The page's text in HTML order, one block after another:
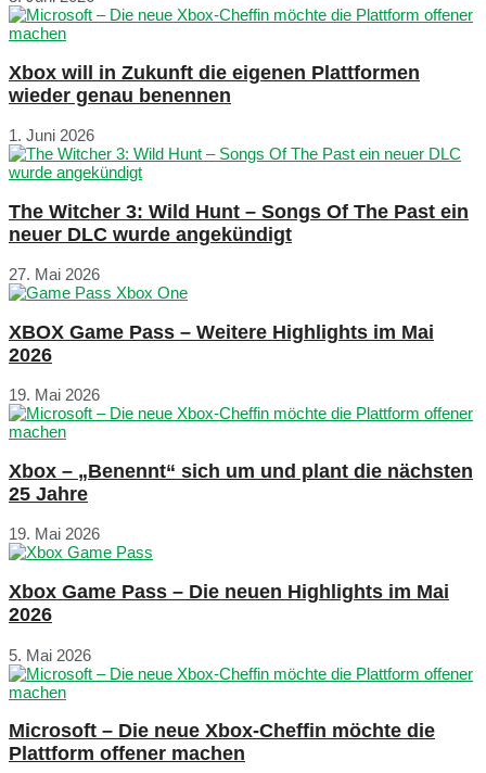
Xbox will in Zukunft die eigenen Plattformen
wieder genau benennen
1. Juni 2026
The Witcher 3: Wild Hunt – Songs Of The Past ein
neuer DLC wurde angekündigt
27. Mai 2026
XBOX Game Pass – Weitere Highlights im Mai
2026
19. Mai 2026
Xbox – „Benennt“ sich um und plant die nächsten
25 Jahre
19. Mai 2026
Xbox Game Pass – Die neuen Highlights im Mai
2026
5. Mai 2026
Microsoft – Die neue Xbox-Cheffin möchte die
Plattform offener machen